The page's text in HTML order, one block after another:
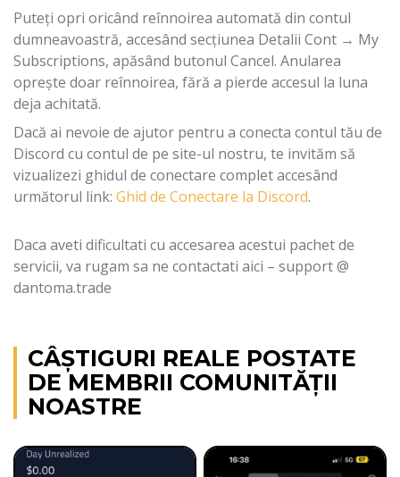
Puteți opri oricând reînnoirea automată din contul
dumneavoastră, accesând secțiunea Detalii Cont → My
Subscriptions, apăsând butonul Cancel. Anularea
oprește doar reînnoirea, fără a pierde accesul la luna
deja achitată.
Dacă ai nevoie de ajutor pentru a conecta contul tău de
Discord cu contul de pe site-ul nostru, te invităm să
vizualizezi ghidul de conectare complet accesând
următorul link: Ghid de Conectare la Discord.
Daca aveti dificultati cu accesarea acestui pachet de
servicii, va rugam sa ne contactati aici – support @
dantoma.trade
CÂŞTIGURI REALE POSTATE
DE MEMBRII COMUNITĂŢII
NOASTRE